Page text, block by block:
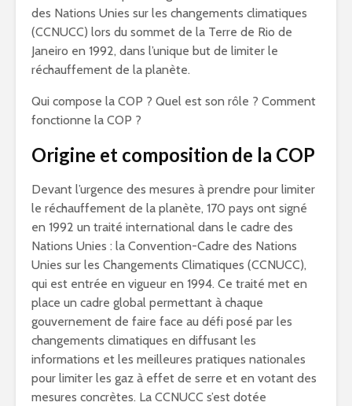
des Nations Unies sur les changements climatiques
(CCNUCC) lors du sommet de la Terre de Rio de
Janeiro en 1992, dans l’unique but de limiter le
réchauffement de la planète.
Qui compose la COP ? Quel est son rôle ? Comment
fonctionne la COP ?
Origine et composition de la COP
Devant l’urgence des mesures à prendre pour limiter
le réchauffement de la planète, 170 pays ont signé
en 1992 un traité international dans le cadre des
Nations Unies : la Convention-Cadre des Nations
Unies sur les Changements Climatiques (CCNUCC),
qui est entrée en vigueur en 1994. Ce traité met en
place un cadre global permettant à chaque
gouvernement de faire face au défi posé par les
changements climatiques en diffusant les
informations et les meilleures pratiques nationales
pour limiter les gaz à effet de serre et en votant des
mesures concrètes. La CCNUCC s’est dotée